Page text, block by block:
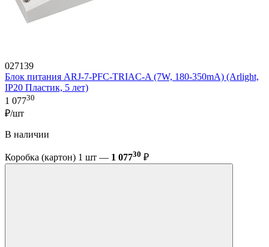
027139
Блок питания ARJ-7-PFC-TRIAC-A (7W, 180-350mA) (Arlight,
IP20 Пластик, 5 лет)
1 07730
₽/шт
В наличии
Коробка (картон) 1 шт — 1 07730 ₽